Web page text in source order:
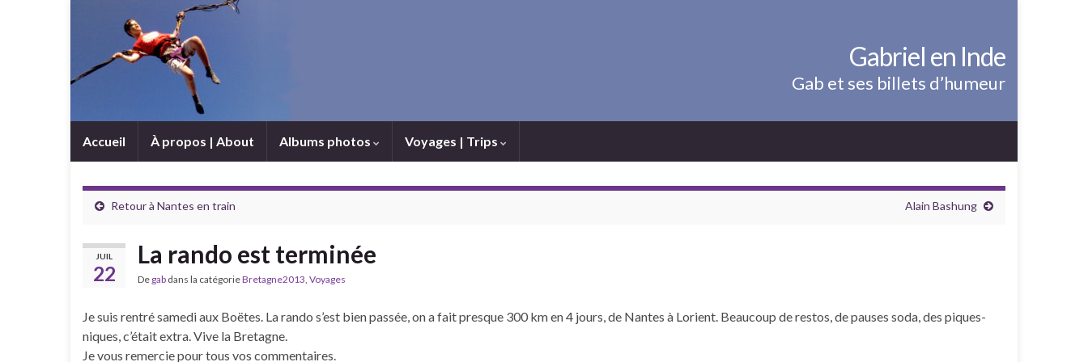
Gabriel en Inde
Gab et ses billets d’humeur
Accueil À propos | About Albums photos Voyages | Trips
Retour à Nantes en train Alain Bashung
JUIL
22
La rando est terminée
De gab dans la catégorieBretagne2013, Voyages
Je suis rentré samedi aux Boëtes. La rando s’est bien passée, on a fait presque 300 km en 4 jours, de Nantes à Lorient. Beaucoup de restos, de pauses soda, des piques-
niques, c’était extra. Vive la Bretagne.
Je vous remercie pour tous vos commentaires.